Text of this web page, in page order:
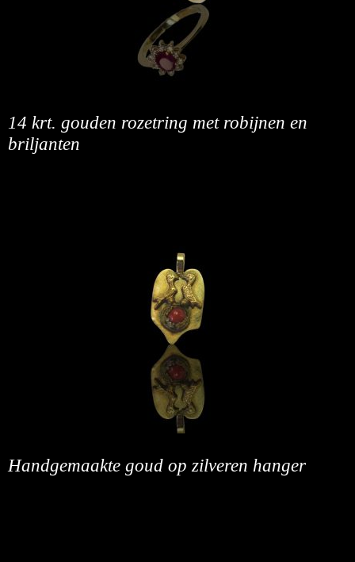
14 krt. gouden rozetring met robijnen en
briljanten
Handgemaakte goud op zilveren hanger